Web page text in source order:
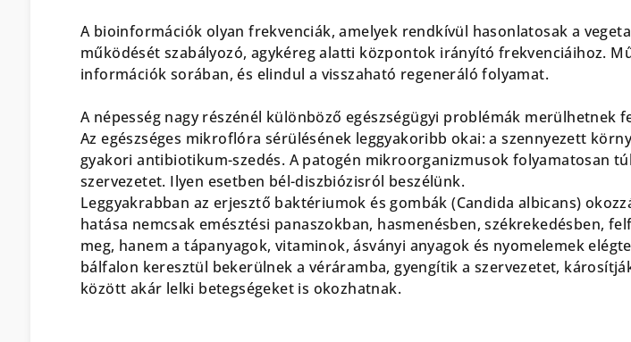
A bioinformációk olyan frekvenciák, amelyek rendkívül hasonlatosak a
működését szabályozó, agykéreg alatti központok irányító frekvenciáihoz.
információk sorában, és elindul a visszaható regeneráló folyamat.
A népesség nagy részénél különböző egészségügyi problémák
Az egészséges mikroflóra sérülésének leggyakoribb okai: a szennyezett
gyakori antibiotikum-szedés. A patogén mikroorganizmusok folyamatosan
szervezetet. Ilyen esetben bél-diszbiózisról beszélünk.
Leggyakrabban az erjesztő baktériumok és gombák (Candida albicans)
hatása nemcsak emésztési panaszokban, hasmenésben, székrekedésben,
meg, hanem a tápanyagok, vitaminok, ásványi anyagok és nyomelemek
bálfalon keresztül bekerülnek a véráramba, gyengítik a szervezetet,
között akár lelki betegségeket is okozhatnak.